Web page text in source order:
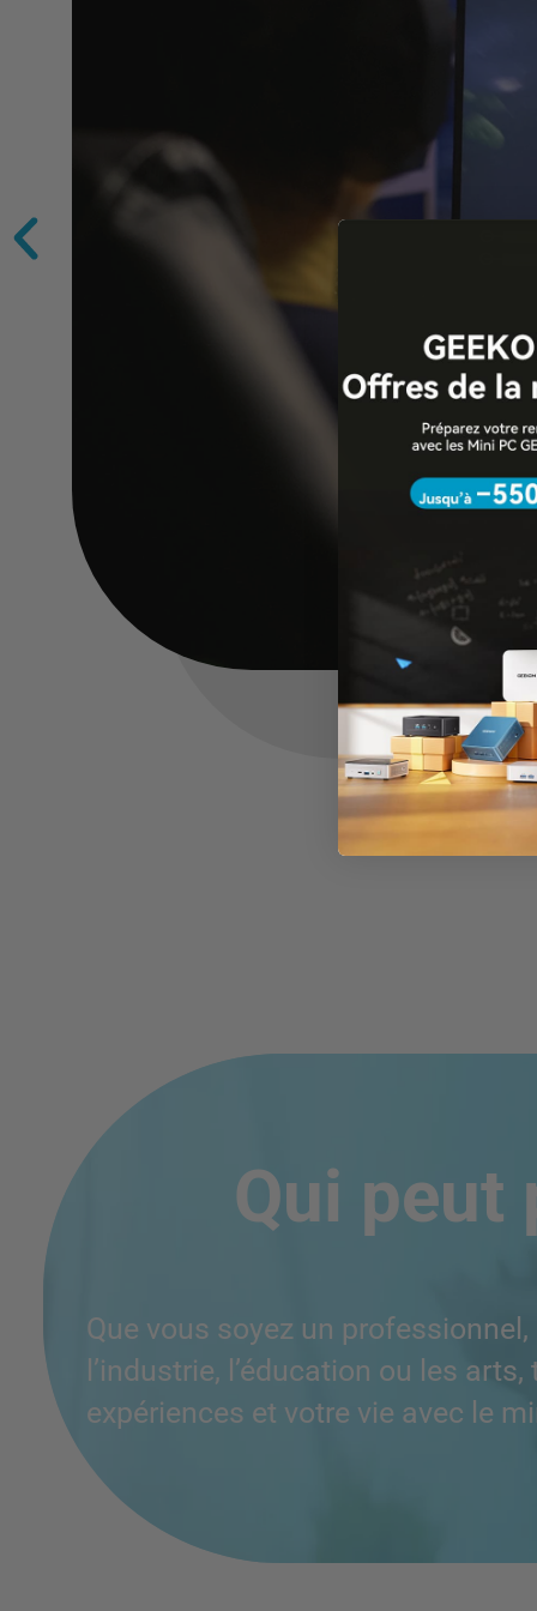
Qui peut
Que vous soyez un
l’industrie, l’éducation ou les
expériences et votre vie avec le